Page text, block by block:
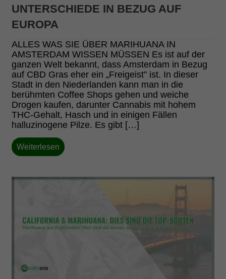
UNTERSCHIEDE IN BEZUG AUF
EUROPA
ALLES WAS SIE ÜBER MARIHUANA IN
AMSTERDAM WISSEN MÜSSEN Es ist auf der
ganzen Welt bekannt, dass Amsterdam in Bezug
auf CBD Gras eher ein „Freigeist” ist. In dieser
Stadt in den Niederlanden kann man in die
berühmten Coffee Shops gehen und weiche
Drogen kaufen, darunter Cannabis mit hohem
THC-Gehalt, Hasch und in einigen Fällen
halluzinogene Pilze. Es gibt […]
Weiterlesen